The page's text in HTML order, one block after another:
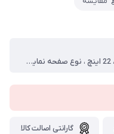
DELL ، مدل ، E2222h ، سایز صفحه نمایش ، 22 اینچ ، نوع صفحه نمایش ، full HD LED ، نوع پنل ، VA ، رزولوشن ، 1920×1080 ، پورت ها ، HDMI ، Display Port, VGA
گارانتی اصالت کالا